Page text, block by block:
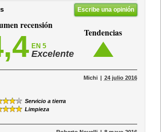
Escribe una opinión
recensión
EN 5
Excelente
Tendencias
Michi 24 julio 2016
Servicio a tierra
Limpieza